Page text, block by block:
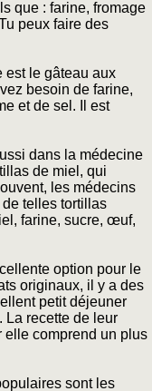
que : farine, fromage
peux faire des
est le gâteau aux
besoin de farine,
et de sel. Il est
dans la médecine
de miel, qui
les médecins
telles tortillas
farine, sucre, œuf,
option pour le
originaux, il y a des
petit déjeuner
La recette de leur
elle comprend un plus
sont les